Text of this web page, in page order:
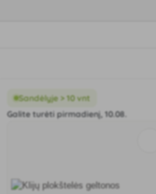
Sandėlyje > 10 vnt
Galite turėti pirmadienį, 10.08.